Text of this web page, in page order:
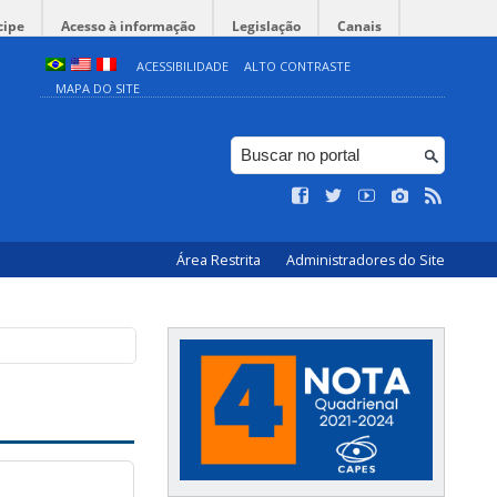
Acesso à informação Legislação Canais
ACESSIBILIDADE
ALTO CONTRASTE
MAPA DO SITE
Área Restrita Administradores do Site